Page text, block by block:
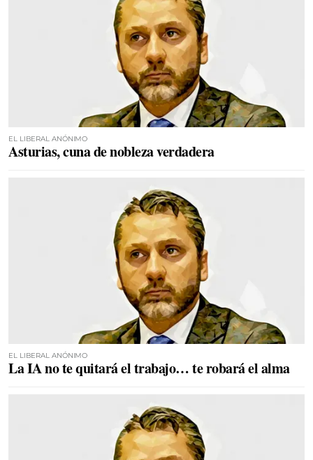
EL LIBERAL ANÓNIMO
Asturias, cuna de nobleza verdadera
EL LIBERAL ANÓNIMO
La IA no te quitará el trabajo… te robará el alma